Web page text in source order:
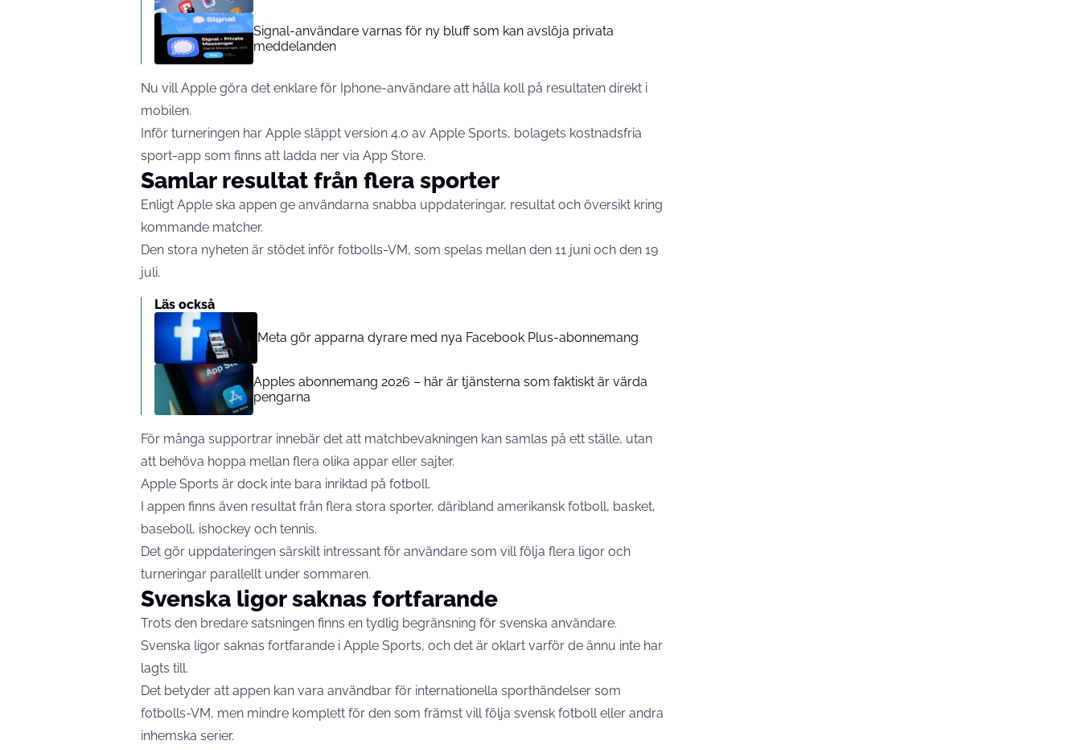
Signal-användare varnas för ny bluff som kan avslöja privata
meddelanden
Nu vill Apple göra det enklare för Iphone-användare att hålla koll på resultaten direkt i
mobilen.
Inför turneringen har Apple släppt version 4.0 av Apple Sports, bolagets kostnadsfria
sport-app som finns att ladda ner via App Store.
Samlar resultat från flera sporter
Enligt Apple ska appen ge användarna snabba uppdateringar, resultat och översikt kring
kommande matcher.
Den stora nyheten är stödet inför fotbolls-VM, som spelas mellan den 11 juni och den 19
juli.
Läs också
Meta gör apparna dyrare med nya Facebook Plus-abonnemang
Apples abonnemang 2026 – här är tjänsterna som faktiskt är värda
pengarna
För många supportrar innebär det att matchbevakningen kan samlas på ett ställe, utan
att behöva hoppa mellan flera olika appar eller sajter.
Apple Sports är dock inte bara inriktad på fotboll.
I appen finns även resultat från flera stora sporter, däribland amerikansk fotboll, basket,
baseboll, ishockey och tennis.
Det gör uppdateringen särskilt intressant för användare som vill följa flera ligor och
turneringar parallellt under sommaren.
Svenska ligor saknas fortfarande
Trots den bredare satsningen finns en tydlig begränsning för svenska användare.
Svenska ligor saknas fortfarande i Apple Sports, och det är oklart varför de ännu inte har
lagts till.
Det betyder att appen kan vara användbar för internationella sporthändelser som
fotbolls-VM, men mindre komplett för den som främst vill följa svensk fotboll eller andra
inhemska serier.